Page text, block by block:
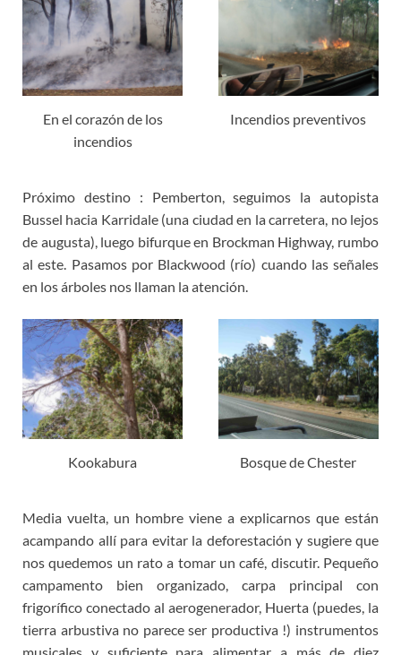
En el corazón de los
incendios
Incendios preventivos
Próximo destino : Pemberton, seguimos la autopista
Bussel hacia Karridale (una ciudad en la carretera, no lejos
de augusta), luego bifurque en Brockman Highway, rumbo
al este. Pasamos por Blackwood (río) cuando las señales
en los árboles nos llaman la atención.
Kookabura Bosque de Chester
Media vuelta, un hombre viene a explicarnos que están
acampando allí para evitar la deforestación y sugiere que
nos quedemos un rato a tomar un café, discutir. Pequeño
campamento bien organizado, carpa principal con
frigorífico conectado al aerogenerador, Huerta (puedes, la
tierra arbustiva no parece ser productiva !) instrumentos